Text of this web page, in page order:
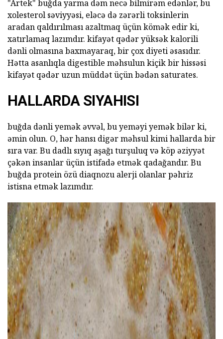
"Artek" buğda yarma dəm necə bilmirəm edənlər, bu
xolesterol səviyyəsi, eləcə də zərərli toksinlerin
aradan qaldırılması azaltmaq üçün kömək edir ki,
xatırlamaq lazımdır. kifayət qədər yüksək kalorili
dənli olmasına baxmayaraq, bir çox diyeti əsasıdır.
Hətta asanlıqla digestible məhsulun kiçik bir hissəsi
kifayət qədər uzun müddət üçün bədən saturates.
HALLARDA SIYAHISI
buğda dənli yemək əvvəl, bu yeməyi yemək bilər ki,
əmin olun. O, hər hansı digər məhsul kimi hallarda bir
sıra var. Bu dadlı sıyıq aşağı turşuluq və köp əziyyət
çəkən insanlar üçün istifadə etmək qadağandır. Bu
buğda protein özü diaqnozu alerji olanlar pəhriz
istisna etmək lazımdır.